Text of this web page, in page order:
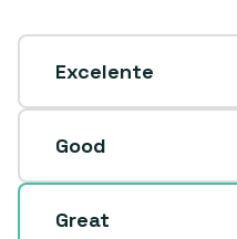
Excelente
Good
Great